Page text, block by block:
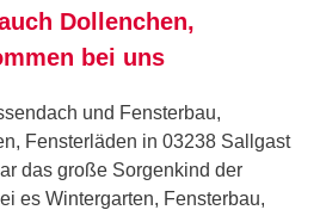
Dollenchen,
bei uns
und Fensterbau,
Fensterläden in 03238 Sallgast
das große Sorgenkind der
es Wintergarten, Fensterbau,